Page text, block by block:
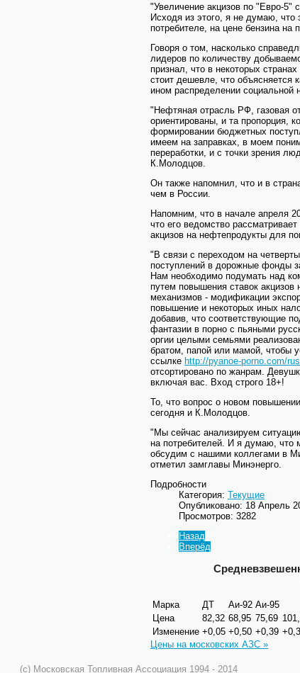
"Увеличение акцизов по "Евро-5"
Исходя из этого, я не думаю, что
потребителе, на цене бензина на
Говоря о том, насколько
лидеров по количеству
признал, что в некоторых
стоит дешевле, что объясняется
ином распределении социальной
"Нефтяная отрасль РФ, газовая
ориентированы, и та пропорция,
формировании бюджетных
имеем на заправках, в моем
переработки, и с точки зрения
К.Молодцов.
Он также напомнил, что и в
чем в России.
Напомним, что в начале апреля
что его ведомство
акцизов на нефтепродукты для
"В связи с переходом на
поступлений в дорожные фонды
Нам необходимо подумать над
путем повышения ставок
механизмов - модификации
повышение и некоторых иных
добавив, что соответствующие
фантазии в порно с пьяными
оргии целыми семьями
братом, папой или мамой, чтобы
ссылке http://pyanoe-porno.com/
отсортировано по жанрам.
включая вас. Вход строго 18+!
То, что вопрос о новом
сегодня и К.Молодцов.
"Мы сейчас анализируем
на потребителей. И я думаю,
обсудим с нашими коллегами в
отметил замглавы Минэнерго.
Подробности
Категория: Текущие
Опубликовано: 18 Апрель
Просмотров: 3282
Назад
Вперёд
Марка ДТ Аи-92 Аи-95
Цена
82,32 68,95 75,69
Изменение +0,05 +0,50 +0,39
Цены на московских АЗС »
(c) Московская Топливная Ассоциация 1994 - 2014